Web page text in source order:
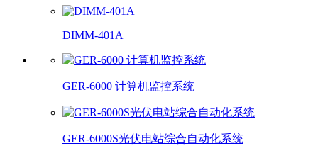
DIMM-401A
GER-6000 计算机监控系统
GER-6000S光伏电站综合自动化系统